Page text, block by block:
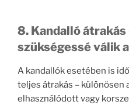
8. Kandalló átrakás
szükségessé válik
A kandallók esetében is
teljes átrakás – különösen
elhasználódott vagy